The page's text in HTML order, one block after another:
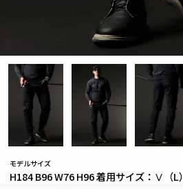
モデルサイズ
H184 B96 W76 H96 着用サイズ：Ⅴ（L）